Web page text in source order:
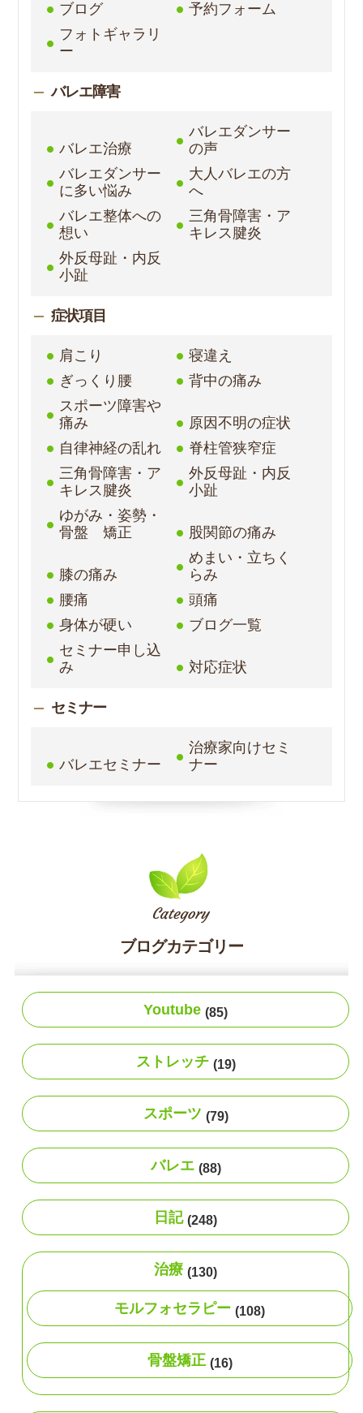
ブログ
予約フォーム
フォトギャラリ
ー
バレエ障害
バレエ治療
バレエダンサー
の声
バレエダンサー
に多い悩み
大人バレエの方
へ
バレエ整体への
想い
三角骨障害・ア
キレス腱炎
外反母趾・内反
小趾
症状項目
肩こり
寝違え
ぎっくり腰
背中の痛み
スポーツ障害や
痛み
原因不明の症状
自律神経の乱れ
脊柱管狭窄症
三角骨障害・ア
キレス腱炎
外反母趾・内反
小趾
ゆがみ・姿勢・
骨盤 矯正
股関節の痛み
膝の痛み
めまい・立ちく
らみ
腰痛
頭痛
身体が硬い
ブログ一覧
セミナー申し込
み
対応症状
セミナー
バレエセミナー
治療家向けセミ
ナー
ブログカテゴリー
Youtube (85)
ストレッチ (19)
スポーツ (79)
バレエ (88)
日記 (248)
治療 (130)
モルフォセラピー (108)
骨盤矯正 (16)